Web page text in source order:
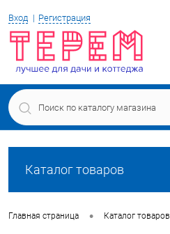
Вход Регистрация
Каталог товаров
Главная страница • Каталог товаров